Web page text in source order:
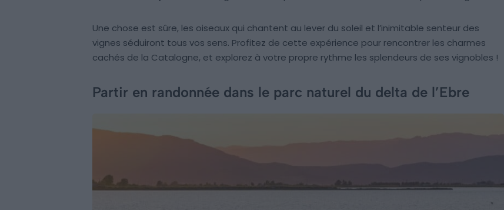
Une chose est sûre, les oiseaux qui chantent au lever du soleil et l’inimitable senteur des
vignes séduiront tous vos sens. Profitez de cette expérience pour rencontrer les charmes
cachés de la Catalogne, et explorez à votre propre rythme les splendeurs de ses vignobles !
Partir en randonnée dans le parc naturel du delta de l’Ebre